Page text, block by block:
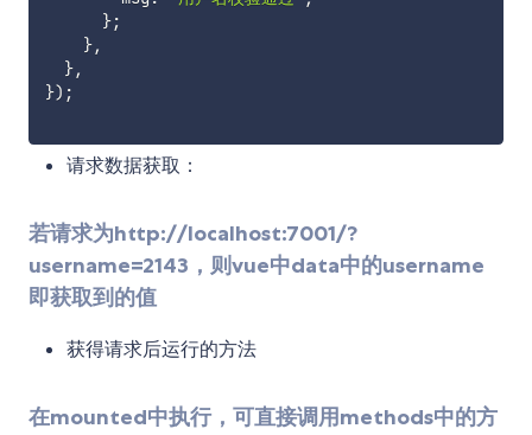
};
},
},
}) ;
请求数据获取：
若请求为http://localhost:7001/?
username=2143，则vue中data中的username
即获取到的值
获得请求后运行的方法
在mounted中执行，可直接调用methods中的方